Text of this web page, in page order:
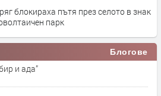
парк
Блогове
и ада”